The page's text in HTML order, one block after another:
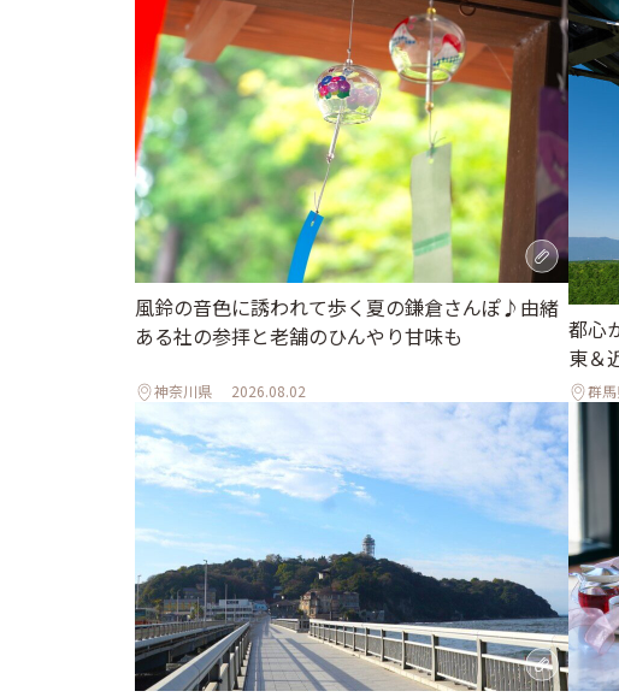
風鈴の音色に誘われて歩く夏の鎌倉さんぽ♪由緒
ある社の参拝と老舗のひんやり甘味も
神奈川県 2026.08.02
都心
東＆
群